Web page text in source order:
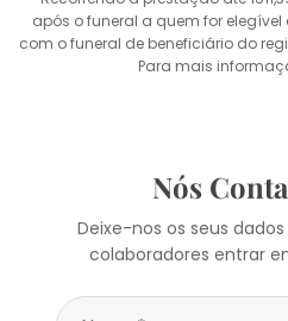
após o funeral a quem for
com o funeral de beneficiário do
Para mais
Nós
Deixe-nos os seus
colaboradores entrar